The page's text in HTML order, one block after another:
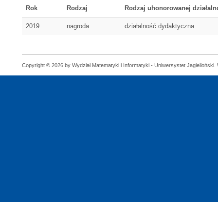
Rok Rodzaj Rodzaj uhonorowanej
2019 nagroda działalność dydaktyczna
Copyright © 2026 by Wydział Matematyki i Informatyki - Uniwersystet